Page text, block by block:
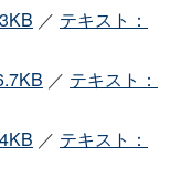
／ テキスト：
／ テキスト：
／ テキスト：